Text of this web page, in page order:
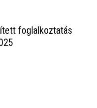
foglalkoztatás